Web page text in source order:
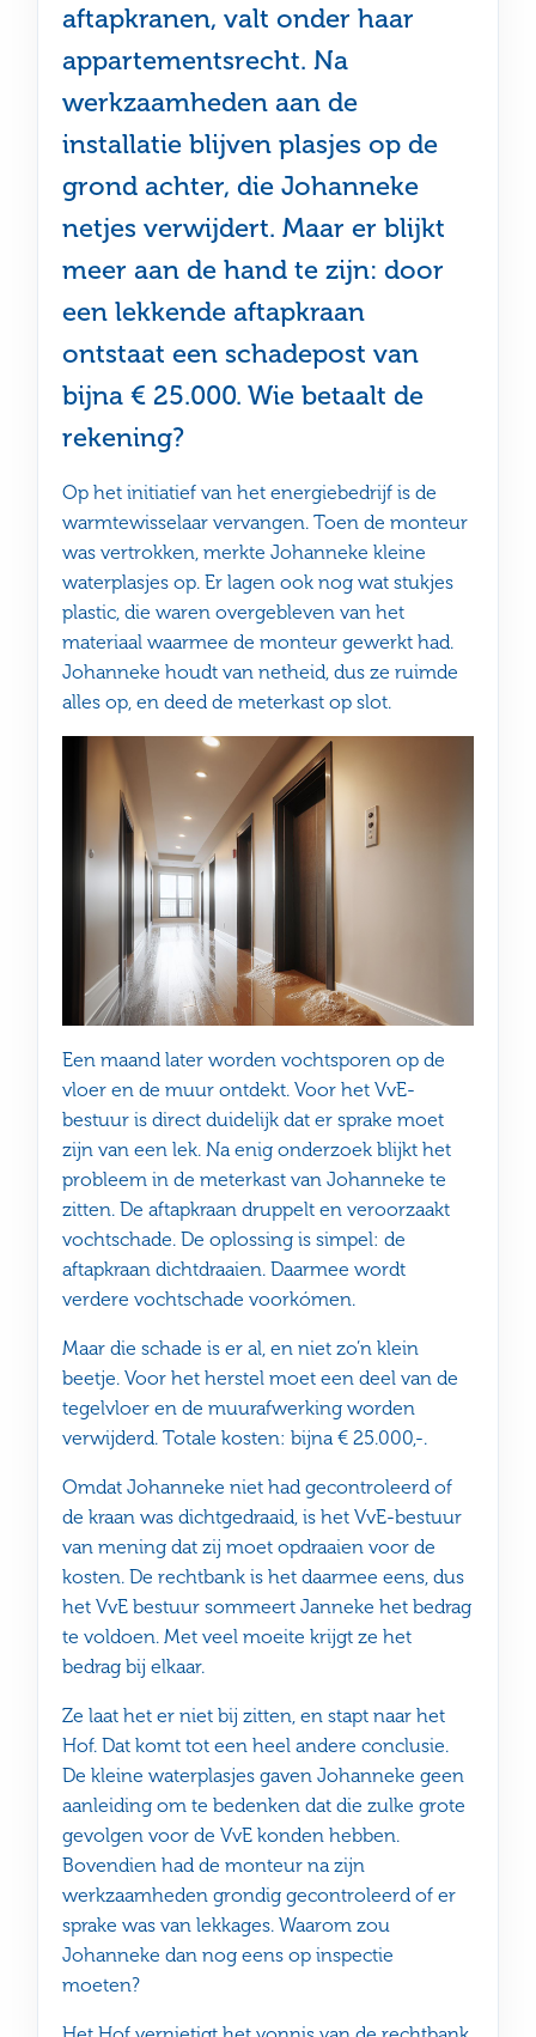
aftapkranen, valt onder haar
appartementsrecht. Na
werkzaamheden aan de
installatie blijven plasjes op de
grond achter, die Johanneke
netjes verwijdert. Maar er blijkt
meer aan de hand te zijn: door
een lekkende aftapkraan
ontstaat een schadepost van
bijna € 25.000. Wie betaalt de
rekening?
Op het initiatief van het energiebedrijf is de
warmtewisselaar vervangen. Toen de monteur
was vertrokken, merkte Johanneke kleine
waterplasjes op. Er lagen ook nog wat stukjes
plastic, die waren overgebleven van het
materiaal waarmee de monteur gewerkt had.
Johanneke houdt van netheid, dus ze ruimde
alles op, en deed de meterkast op slot.
Een maand later worden vochtsporen op de
vloer en de muur ontdekt. Voor het VvE-
bestuur is direct duidelijk dat er sprake moet
zijn van een lek. Na enig onderzoek blijkt het
probleem in de meterkast van Johanneke te
zitten. De aftapkraan druppelt en veroorzaakt
vochtschade. De oplossing is simpel: de
aftapkraan dichtdraaien. Daarmee wordt
verdere vochtschade voorkómen.
Maar die schade is er al, en niet zo’n klein
beetje. Voor het herstel moet een deel van de
tegelvloer en de muurafwerking worden
verwijderd. Totale kosten: bijna € 25.000,-.
Omdat Johanneke niet had gecontroleerd of
de kraan was dichtgedraaid, is het VvE-bestuur
van mening dat zij moet opdraaien voor de
kosten. De rechtbank is het daarmee eens, dus
het VvE bestuur sommeert Janneke het bedrag
te voldoen. Met veel moeite krijgt ze het
bedrag bij elkaar.
Ze laat het er niet bij zitten, en stapt naar het
Hof. Dat komt tot een heel andere conclusie.
De kleine waterplasjes gaven Johanneke geen
aanleiding om te bedenken dat die zulke grote
gevolgen voor de VvE konden hebben.
Bovendien had de monteur na zijn
werkzaamheden grondig gecontroleerd of er
sprake was van lekkages. Waarom zou
Johanneke dan nog eens op inspectie
moeten?